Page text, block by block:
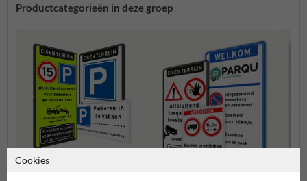
Productcategorieën in deze groep
Cookies